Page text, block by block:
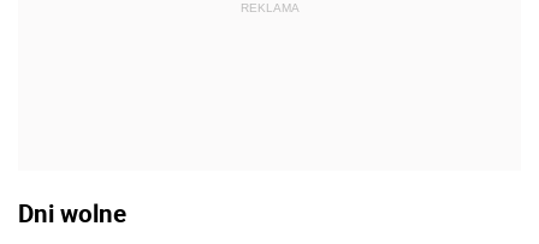
REKLAMA
Dni wolne